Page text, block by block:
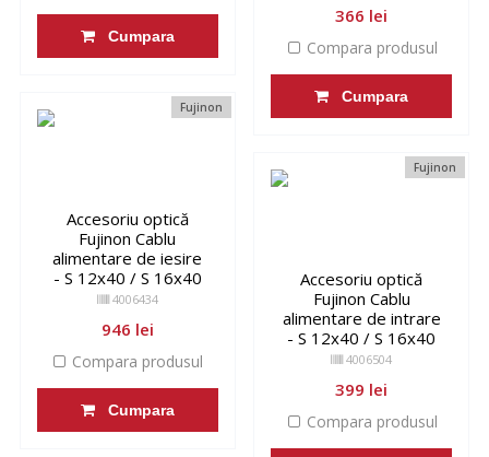
Cumpara
366 lei
Compara produsul
Cumpara
Fujinon
Accesoriu optică
Fujinon Cablu
alimentare de iesire
- S 12x40 / S 16x40
4006434
946 lei
Compara produsul
Cumpara
Fujinon
Accesoriu optică
Fujinon Cablu
alimentare de intrare
- S 12x40 / S 16x40
4006504
399 lei
Compara produsul